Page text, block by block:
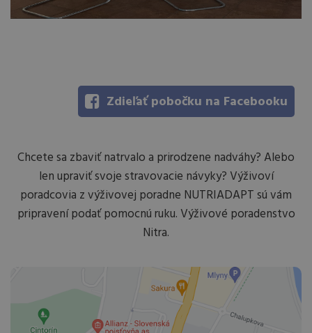
Zdieľať pobočku na Facebooku
Chcete sa zbaviť natrvalo a prirodzene nadváhy? Alebo
len upraviť svoje stravovacie návyky? Výživoví
poradcovia z výživovej poradne NUTRIADAPT sú vám
pripravení podať pomocnú ruku. Výživové poradenstvo
Nitra.